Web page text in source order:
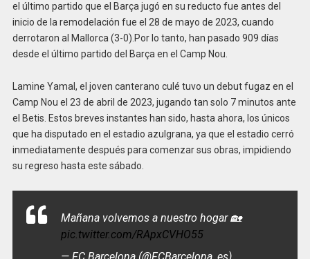
el último partido que el Barça jugó en su reducto fue antes del
inicio de la remodelación fue el 28 de mayo de 2023, cuando
derrotaron al Mallorca (3-0).Por lo tanto, han pasado 909 días
desde el último partido del Barça en el Camp Nou.
Lamine Yamal, el joven canterano culé tuvo un debut fugaz en el
Camp Nou el 23 de abril de 2023, jugando tan solo 7 minutos ante
el Betis. Estos breves instantes han sido, hasta ahora, los únicos
que ha disputado en el estadio azulgrana, ya que el estadio cerró
inmediatamente después para comenzar sus obras, impidiendo
su regreso hasta este sábado.
Mañana volvemos a nuestro hogar 🏡
pic.twitter.com/RApxCVHO55
— FC Barcelona (@FCBarcelona_es)